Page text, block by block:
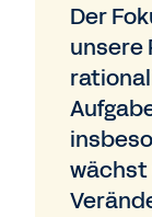
Der
unsere
wächst